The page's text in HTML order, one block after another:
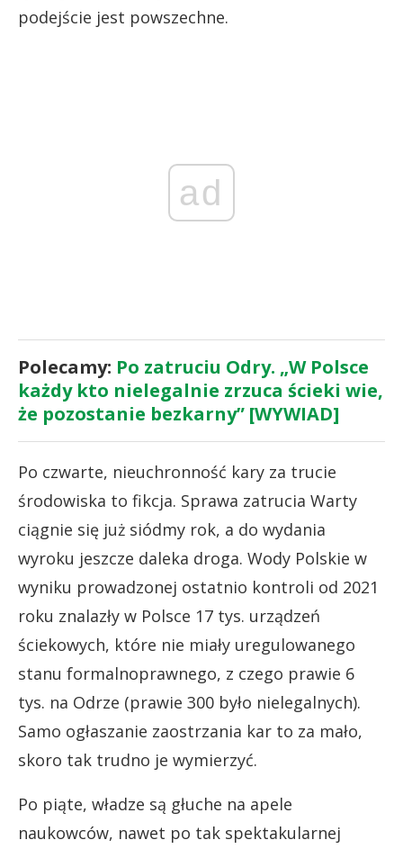
podejście jest powszechne.
ad
Polecamy: Po zatruciu Odry. „W Polsce
każdy kto nielegalnie zrzuca ścieki wie,
że pozostanie bezkarny” [WYWIAD]
Po czwarte, nieuchronność kary za trucie
środowiska to fikcja. Sprawa zatrucia Warty
ciągnie się już siódmy rok, a do wydania
wyroku jeszcze daleka droga. Wody Polskie w
wyniku prowadzonej ostatnio kontroli od 2021
roku znalazły w Polsce 17 tys. urządzeń
ściekowych, które nie miały uregulowanego
stanu formalnoprawnego, z czego prawie 6
tys. na Odrze (prawie 300 było nielegalnych).
Samo ogłaszanie zaostrzania kar to za mało,
skoro tak trudno je wymierzyć.
Po piąte, władze są głuche na apele
naukowców, nawet po tak spektakularnej